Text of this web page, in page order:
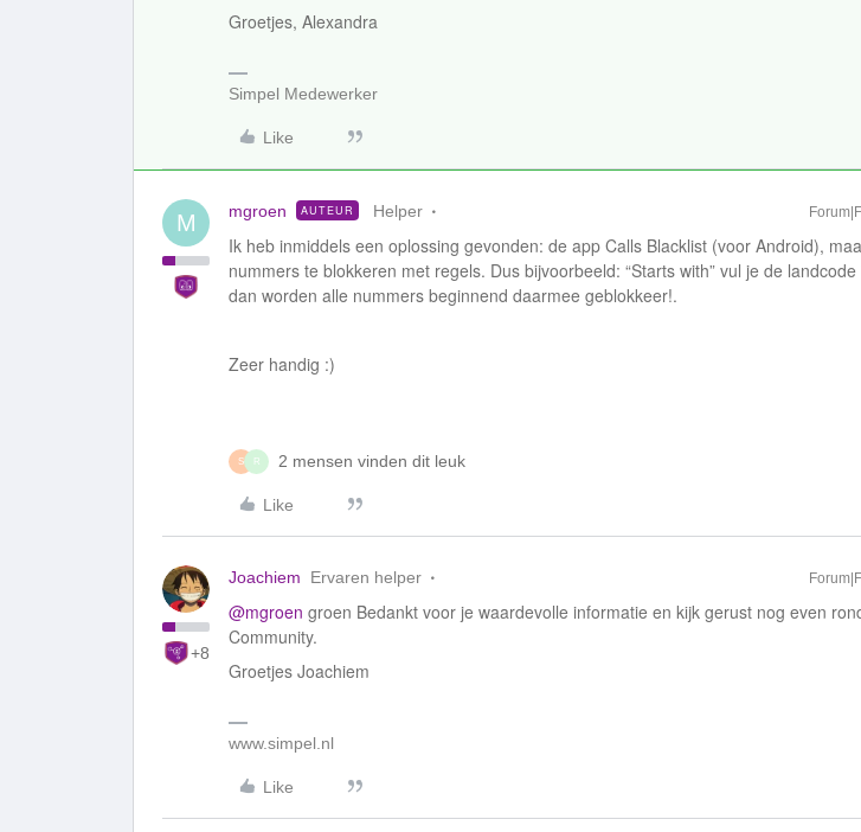
Groetjes, Alexandra
Simpel Medewerker
Like
M mgroen AUTEUR Helper
Ik heb inmiddels een oplossing gevonden: de app Calls Blacklist (voor Android),
nummers te blokkeren met regels. Dus bijvoorbeeld: “Starts with” vul je de
dan worden alle nummers beginnend daarmee geblokkeer!.
Zeer handig :)
S R 2 mensen vinden dit leuk
Like
+8
Joachiem Ervaren helper
@mgroen groen Bedankt voor je waardevolle informatie en kijk gerust nog even
Community.
Groetjes Joachiem
www.simpel.nl
Like